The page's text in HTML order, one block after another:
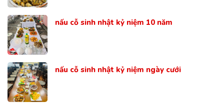
nấu cỗ sinh nhật kỷ niệm 10 năm
nấu cỗ sinh nhật kỷ niệm ngày cưới